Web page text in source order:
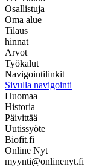
Osallistuja
Oma alue
Tilaus
hinnat
Arvot
Työkalut
Navigointilinkit
Sivulla navigointi
Huomaa
Historia
Päivittää
Uutissyöte
Biofit.fi
Online Nyt
myynti@onlinenyt.fi